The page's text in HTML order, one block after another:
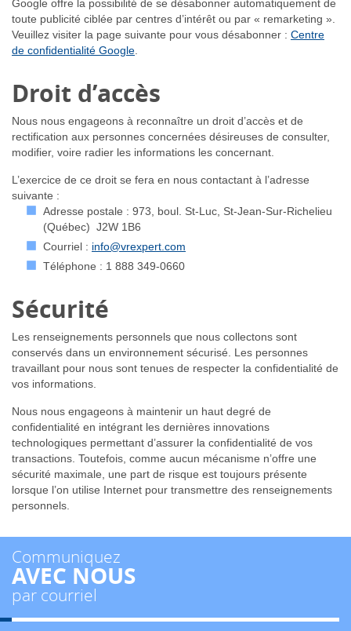
Google offre la possibilité de se désabonner automatiquement de
toute publicité ciblée par centres d’intérêt ou par « remarketing ».
Veuillez visiter la page suivante pour vous désabonner : Centre
de confidentialité Google
Droit d’accès
Nous nous engageons à reconnaître un droit d’accès et de
rectification aux personnes concernées désireuses de consulter,
modifier, voire radier les informations les concernant.
L’exercice de ce droit se fera en nous contactant à l’adresse
suivante :
Adresse postale : 973, boul. St-Luc, St-Jean-Sur-Richelieu
(Québec) J2W 1B6
Courriel : info@vrexpert.com
Téléphone : 1 888 349-0660
Sécurité
Les renseignements personnels que nous collectons sont
conservés dans un environnement sécurisé. Les personnes
travaillant pour nous sont tenues de respecter la confidentialité de
vos informations.
Nous nous engageons à maintenir un haut degré de
confidentialité en intégrant les dernières innovations
technologiques permettant d’assurer la confidentialité de vos
transactions. Toutefois, comme aucun mécanisme n’offre une
sécurité maximale, une part de risque est toujours présente
lorsque l’on utilise Internet pour transmettre des renseignements
personnels.
Communiquez
AVEC NOUS
par courriel